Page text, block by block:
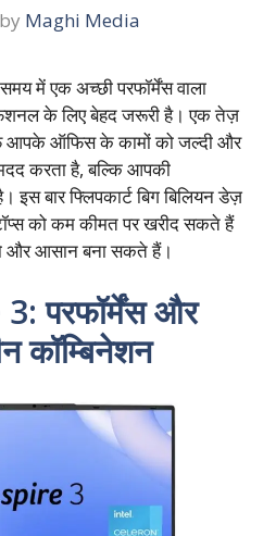
by Maghi Media
में एक अच्छी परफॉर्मेंस वाला
के लिए बेहद जरूरी है। एक तेज़
आपके ऑफिस के कामों को जल्दी और
करता है, बल्कि आपकी
इस बार फ्लिपकार्ट बिग बिलियन डेज़
को कम कीमत पर खरीद सकते हैं
और आसान बना सकते हैं।
परफॉर्मेंस और
कॉम्बिनेशन